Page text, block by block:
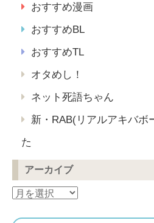
おすすめ漫画
おすすめBL
おすすめTL
オタめし！
ネット死語ちゃん
新・RAB(リアルアキバボ
た
アーカイブ
ア
カ